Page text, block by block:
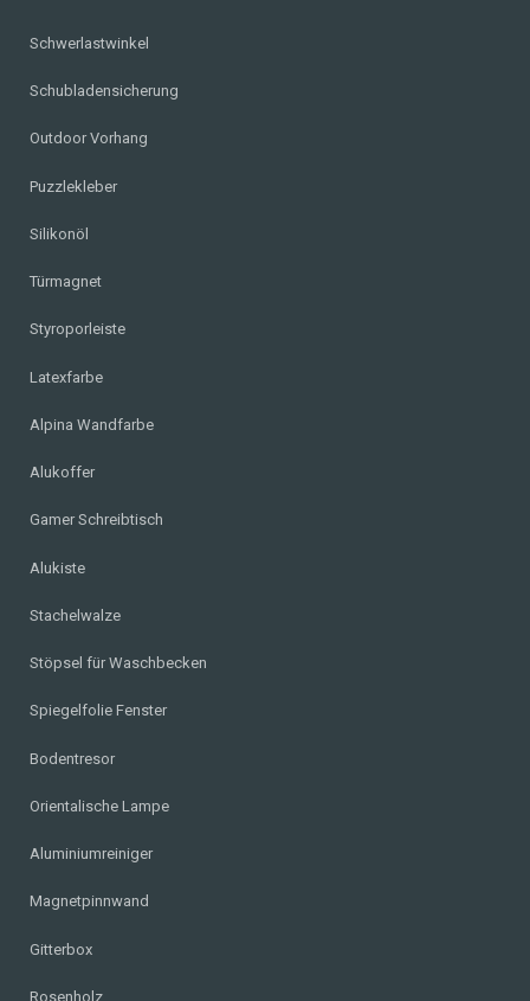
Schwerlastwinkel
Schubladensicherung
Outdoor Vorhang
Puzzlekleber
Silikonöl
Türmagnet
Styroporleiste
Latexfarbe
Alpina Wandfarbe
Alukoffer
Gamer Schreibtisch
Alukiste
Stachelwalze
Stöpsel für Waschbecken
Spiegelfolie Fenster
Bodentresor
Orientalische Lampe
Aluminiumreiniger
Magnetpinnwand
Gitterbox
Rosenholz